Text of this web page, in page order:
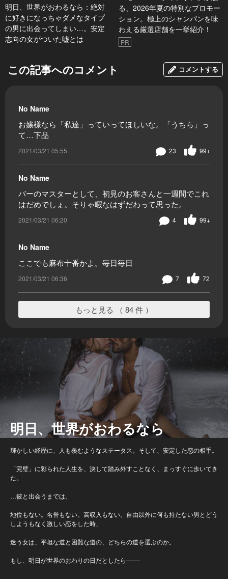
明日、世界がおわるなら：絶対
に好きになっちゃダメなタイプ
の男に出会ってしまい…。安定
志向の女がついた嘘とは
る、2026年夏の特別なプロモー
ション。極上のシャンパンを味
わえる厳選店舗を一挙紹介！
PR
この記事へのコメント コメントする
No Name
お嬢様なら「私達」っていってほしいな。「うちら」っ
て…下品
2021/03/21 05:55 99+
23
No Name
バーのマスターとして、初見のお客さんと一週間でこれ
はだめでしょ。そりゃ暇なはずだわって思った。
2021/03/21 06:20 99+
4
No Name
ここでも麻布十番かよ。毎日毎日
2021/03/21 06:36 72
7
もっと見る （ 84 件 ）
明日、世界がおわるなら
輝かしい経歴に、人も羨むようなステータス。そして、安定した恋の相手。
「完璧」に彩られた人生を、決して踏み外すことなく、まっすぐに歩いてき
た。
…彼と出会うまでは。
地位もない。名誉もない。高収入もない。自由以外に何も持たない男とどう
しようもなく激しい恋をした時、
迷う女は、平坦な道と困難な道の、どちらの道を選ぶのか。
もし、明日が世界のおわりの日だとしたら───